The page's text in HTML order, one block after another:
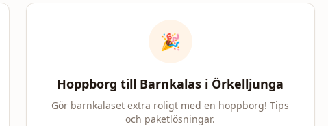
🎉
Hoppborg till Barnkalas i Örkelljunga
Gör barnkalaset extra roligt med en hoppborg! Tips
och paketlösningar.